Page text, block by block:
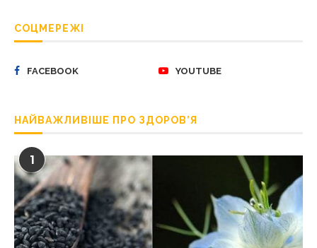
СОЦМЕРЕЖІ
FACEBOOK YOUTUBE
НАЙВАЖЛИВІШЕ ПРО ЗДОРОВ’Я
1